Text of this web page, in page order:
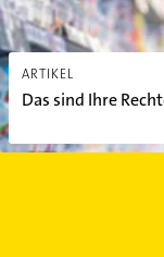
ARTIKEL
Das sind Ihre